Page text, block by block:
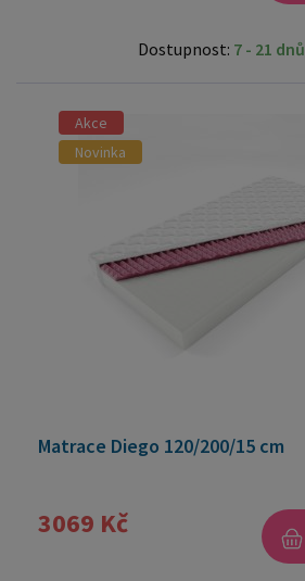
Dostupnost: 7 - 21 dnů
Akce
Novinka
Matrace Diego 120/200/15 cm
3069 Kč